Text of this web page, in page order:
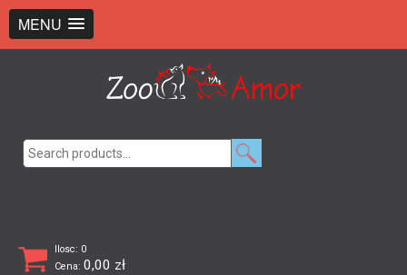
MENU
Ilosc: 0
Cena: 0,00 zł